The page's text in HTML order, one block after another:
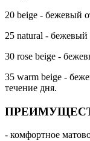
20 beige - бежевый
25 natural - бежевый
30 rose beige -
35 warm beige -
течение дня.
- комфортное